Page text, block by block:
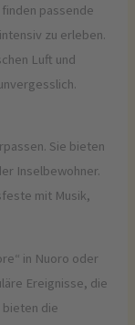
passende
zu erleben.
Luft und
Sie bieten
Inselbewohner.
mit Musik,
in Nuoro oder
Ereignisse, die
bieten die